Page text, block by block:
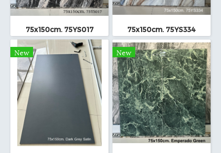
75x150cm. 75YS017 75x150cm. 75YS334
New New